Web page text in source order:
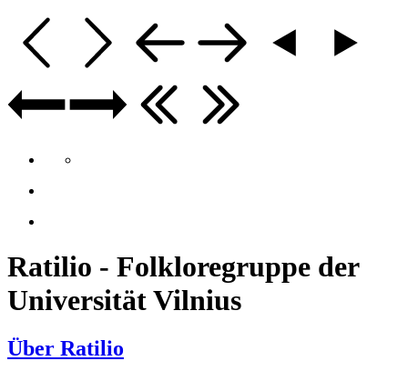
Ratilio - Folkloregruppe der
Universität Vilnius
Über Ratilio